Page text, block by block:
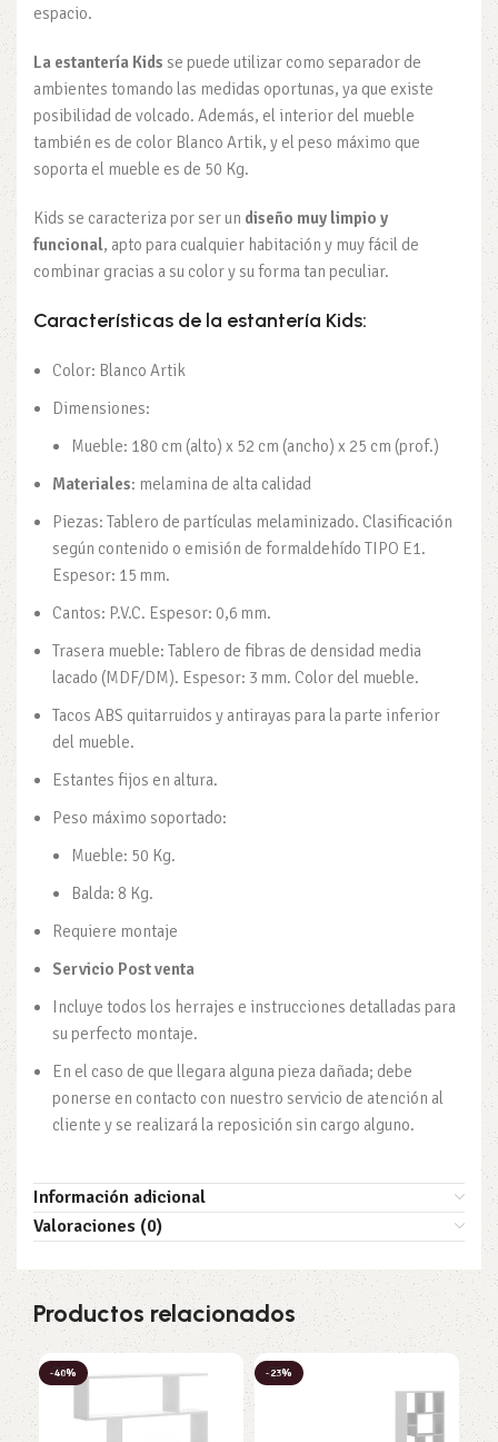
espacio.
La estantería Kids se puede utilizar como separador de
ambientes tomando las medidas oportunas, ya que existe
posibilidad de volcado. Además, el interior del mueble
también es de color Blanco Artik, y el peso máximo que
soporta el mueble es de 50 Kg.
Kids se caracteriza por ser un diseño muy limpio y
funcional, apto para cualquier habitación y muy fácil de
combinar gracias a su color y su forma tan peculiar.
Características de la estantería Kids:
Color: Blanco Artik
Dimensiones:
Mueble: 180 cm (alto) x 52 cm (ancho) x 25 cm (prof.)
Materiales: melamina de alta calidad
Piezas: Tablero de partículas melaminizado. Clasificación
según contenido o emisión de formaldehído TIPO E1.
Espesor: 15 mm.
Cantos: P.V.C. Espesor: 0,6 mm.
Trasera mueble: Tablero de fibras de densidad media
lacado (MDF/DM). Espesor: 3 mm. Color del mueble.
Tacos ABS quitarruidos y antirayas para la parte inferior
del mueble.
Estantes fijos en altura.
Peso máximo soportado:
Mueble: 50 Kg.
Balda: 8 Kg.
Requiere montaje
Servicio Post venta
Incluye todos los herrajes e instrucciones detalladas para
su perfecto montaje.
En el caso de que llegara alguna pieza dañada; debe
ponerse en contacto con nuestro servicio de atención al
cliente y se realizará la reposición sin cargo alguno.
Información adicional
Valoraciones (0)
Productos relacionados
-40% -23% -